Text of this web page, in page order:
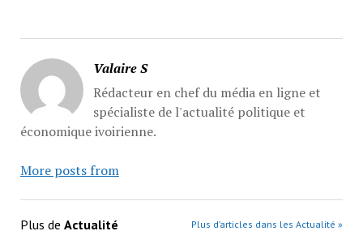
Valaire S
Rédacteur en chef du média en ligne et
spécialiste de l'actualité politique et
économique ivoirienne.
More posts from
Plus de Actualité Plus d’articles dans les Actualité »